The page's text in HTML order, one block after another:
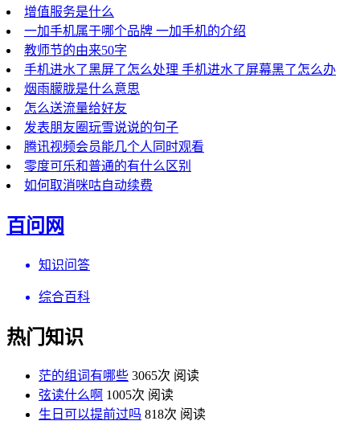
增值服务是什么
一加手机属于哪个品牌 一加手机的介绍
教师节的由来50字
手机进水了黑屏了怎么处理 手机进水了屏幕黑了怎么办
烟雨朦胧是什么意思
怎么送流量给好友
发表朋友圈玩雪说说的句子
腾讯视频会员能几个人同时观看
零度可乐和普通的有什么区别
如何取消咪咕自动续费
百问网
知识问答
综合百科
热门知识
茫的组词有哪些 3065次 阅读
弦读什么啊 1005次 阅读
生日可以提前过吗 818次 阅读